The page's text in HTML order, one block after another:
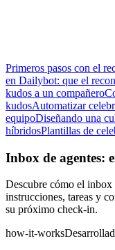
Primeros pasos con el
en Dailybot: que el
kudos a un compañero
kudosAutomatizar
equipoDiseñando una
híbridosPlantillas de
Inbox de agentes:
Descubre cómo el
instrucciones, tareas y
su próximo check-in.
how-it-works